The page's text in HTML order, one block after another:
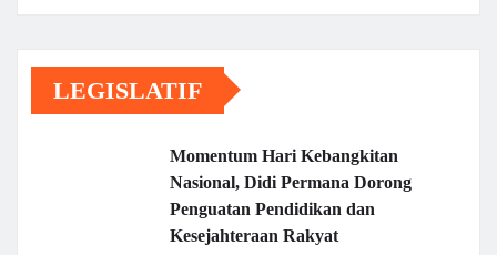
LEGISLATIF
Momentum Hari Kebangkitan
Nasional, Didi Permana Dorong
Penguatan Pendidikan dan
Kesejahteraan Rakyat